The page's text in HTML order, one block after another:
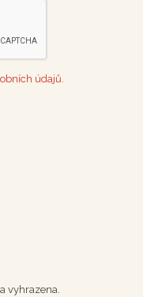
údajů.
vyhrazena.